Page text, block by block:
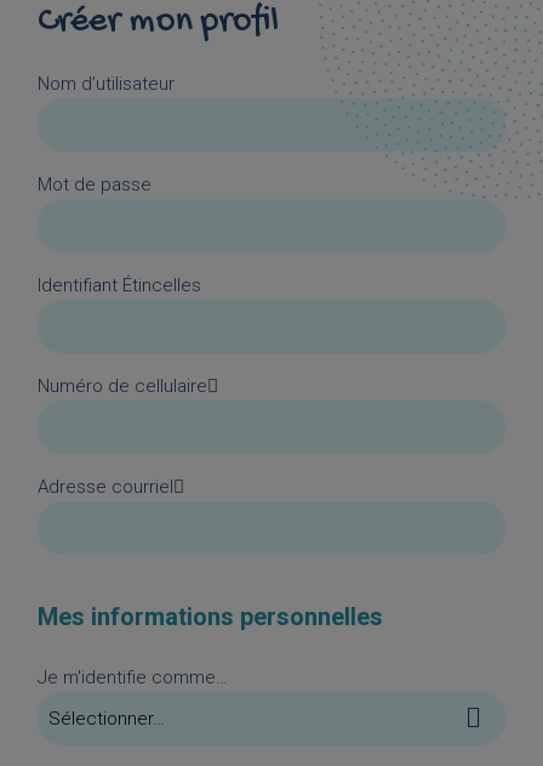
Créer mon profil
Nom d’utilisateur
Mot de passe
Identifiant Étincelles
Numéro de cellulaire
Adresse courriel
Mes informations personnelles
Je m'identifie comme…